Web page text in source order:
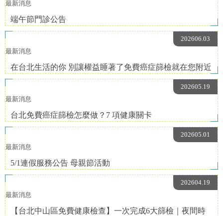
最新消息
端午節門診公告
202606.03
最新消息
在台北生活的你 別讓權益睡著了免費癌症篩檢就在您附近
202605.19
最新消息
台北免費癌症篩檢怎麼做？7 項健康關卡
202605.01
最新消息
5/1連假服務公告 母親節活動
202604.19
最新消息
【台北中山區免費健康檢查】一次完成6大篩檢｜夜間時